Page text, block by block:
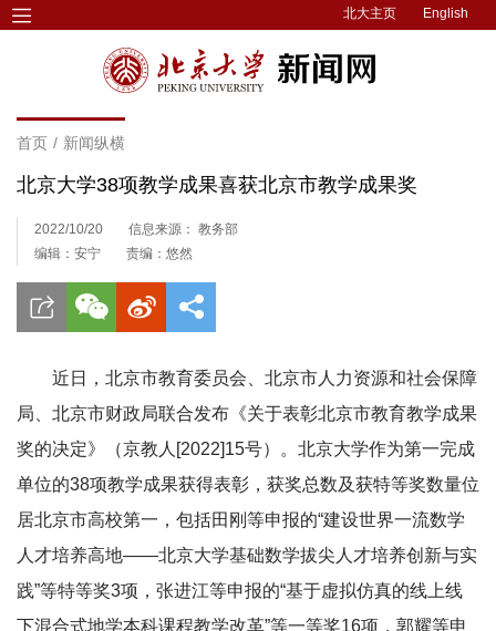
北大主页 English
首页 / 新闻纵横
北京大学38项教学成果喜获北京市教学成果奖
2022/10/20
信息来源： 教务部
编辑：安宁
责编：悠然
近日，北京市教育委员会、北京市人力资源和社会保障
局、北京市财政局联合发布《关于表彰北京市教育教学成果
奖的决定》（京教人[2022]15号）。北京大学作为第一完成
单位的38项教学成果获得表彰，获奖总数及获特等奖数量位
居北京市高校第一，包括田刚等申报的“建设世界一流数学
人才培养高地——北京大学基础数学拔尖人才培养创新与实
践”等特等奖3项，张进江等申报的“基于虚拟仿真的线上线
下混合式地学本科课程教学改革”等一等奖16项，郭耀等申